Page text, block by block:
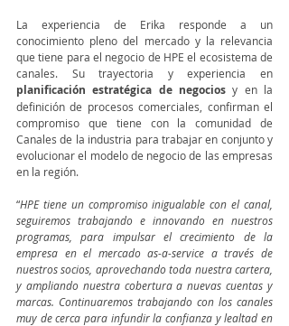
La experiencia de Erika responde a un
conocimiento pleno del mercado y la relevancia
que tiene para el negocio de HPE el ecosistema de
planificación estratégica de negocios y en la
definición de procesos comerciales, confirman el
compromiso que tiene con la comunidad de
Canales de la industria para trabajar en conjunto y
evolucionar el modelo de negocio de las empresas
en la región.
“HPE tiene un compromiso inigualable con el canal,
seguiremos trabajando e innovando en nuestros
programas, para impulsar el crecimiento de la
empresa en el mercado as-a-service a través de
nuestros socios, aprovechando toda nuestra cartera,
y ampliando nuestra cobertura a nuevas cuentas y
marcas. Continuaremos trabajando con los canales
muy de cerca para infundir la confianza y lealtad en